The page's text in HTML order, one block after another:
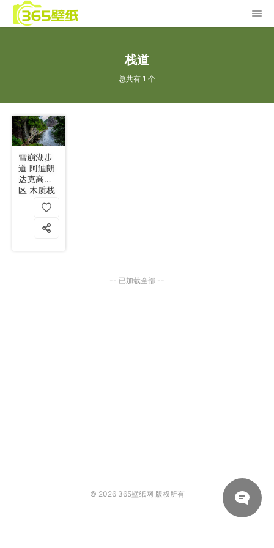
栈道
总共有 1 个
雪崩湖步
道 阿迪朗
达克高峰
区 木质栈
道 湖泊 山
-- 已加载全部 --
© 2026 365壁纸网 版权所有